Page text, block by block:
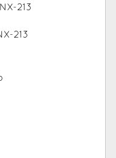
213
213